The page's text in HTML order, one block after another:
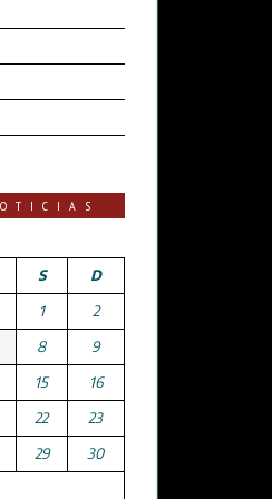
S
D
1
2
8
9
15
16
22
23
29
30